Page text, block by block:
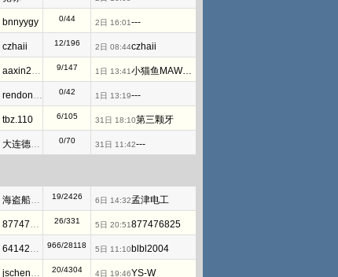
bnnyygy 0/44 2日 16:01---
czhaii 12/196 2日 08:44czhaii
aaxin2008 9/147 1日 13:41小猫鱼MAWheF
rendongxuln 0/42 1日 13:19---
tbz.110 6/105 31日 18:10第三颗牙
大连德嘉工控WB 0/70 31日 11:42---
海盗船长28TR 19/2426 6日 14:32孟津电工
877476825 26/331 5日 20:51877476825
641421537 966/28118 5日 11:10blbl2004
jschenyao 20/4304 4日 19:46YS-W